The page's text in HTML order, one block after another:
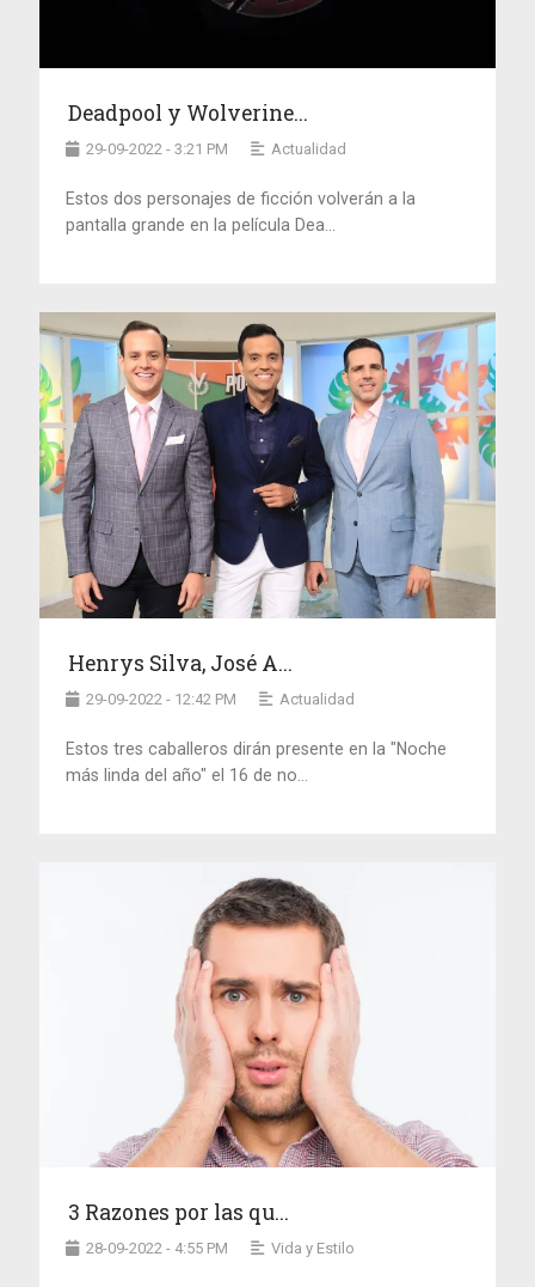
Deadpool y Wolverine...
29-09-2022 - 3:21 PM Actualidad
Estos dos personajes de ficción volverán a la
pantalla grande en la película Dea...
Henrys Silva, José A...
29-09-2022 - 12:42 PM Actualidad
Estos tres caballeros dirán presente en la "Noche
más linda del año" el 16 de no...
3 Razones por las qu...
28-09-2022 - 4:55 PM Vida y Estilo